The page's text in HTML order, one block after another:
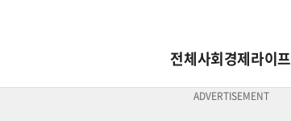
전체사회경제라이프